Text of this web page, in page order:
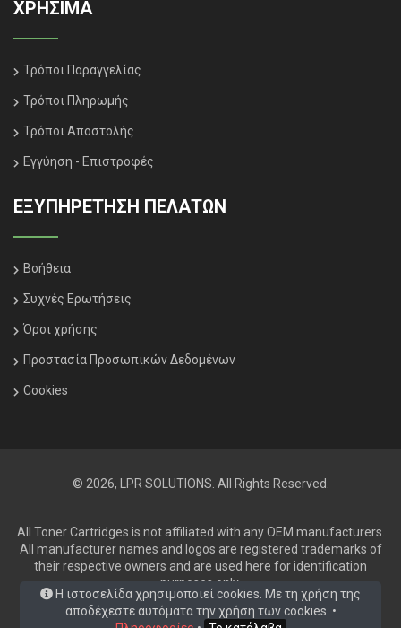
ΧΡΗΣΙΜΑ
Τρόποι Παραγγελίας
Τρόποι Πληρωμής
Τρόποι Αποστολής
Εγγύηση - Επιστροφές
ΕΞΥΠΗΡΈΤΗΣΗ ΠΕΛΑΤΏΝ
Βοήθεια
Συχνές Ερωτήσεις
Όροι χρήσης
Προστασία Προσωπικών Δεδομένων
Cookies
© 2026, LPR SOLUTIONS. All Rights Reserved.
All Toner Cartridges is not affiliated with any OEM manufacturers.
All manufacturer names and logos are registered trademarks of
their respective owners and are used here for identification
purposes only.
Η ιστοσελίδα χρησιμοποιεί cookies. Με τη χρήση της
αποδέχεστε αυτόματα την χρήση των cookies. •